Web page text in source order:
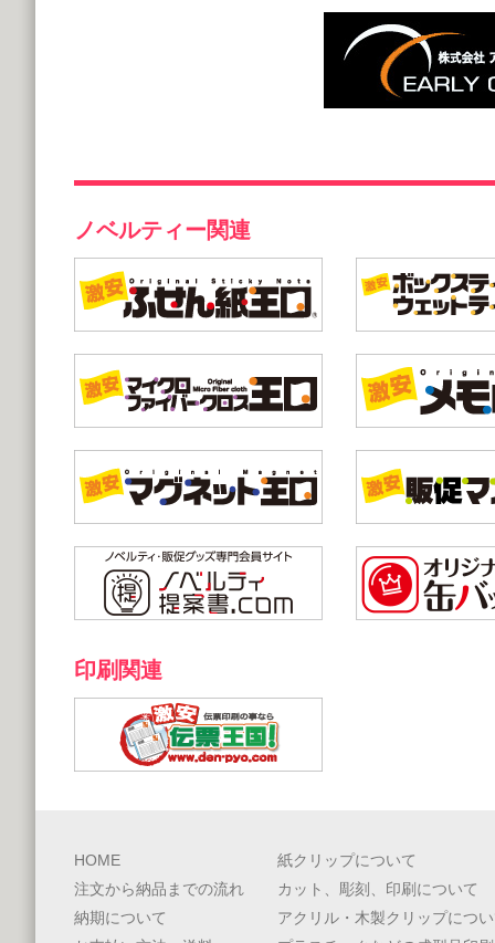
ノベルティー関連
印刷関連
HOME
注文から納品までの流れ
納期について
紙クリップについて
カット、彫刻、印刷について
アクリル・木製クリップにつ